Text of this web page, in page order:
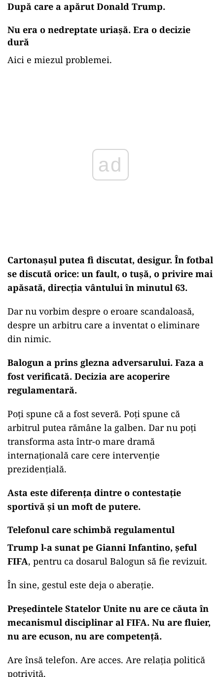
După care a apărut Donald Trump.
Nu era o nedreptate uriașă. Era o decizie
dură
Aici e miezul problemei.
ad
Cartonașul putea fi discutat, desigur. În fotbal
se discută orice: un fault, o tușă, o privire mai
apăsată, direcția vântului în minutul 63.
Dar nu vorbim despre o eroare scandaloasă,
despre un arbitru care a inventat o eliminare
din nimic.
Balogun a prins glezna adversarului. Faza a
fost verificată. Decizia are acoperire
regulamentară.
Poți spune că a fost severă. Poți spune că
arbitrul putea rămâne la galben. Dar nu poți
transforma asta într-o mare dramă
internațională care cere intervenție
prezidențială.
Asta este diferența dintre o contestație
sportivă și un moft de putere.
Telefonul care schimbă regulamentul
Trump l-a sunat pe Gianni Infantino, șeful
FIFA, pentru ca dosarul Balogun să fie revizuit.
În sine, gestul este deja o aberație.
Președintele Statelor Unite nu are ce căuta în
mecanismul disciplinar al FIFA. Nu are fluier,
nu are ecuson, nu are competență.
Are însă telefon. Are acces. Are relația politică
potrivită.